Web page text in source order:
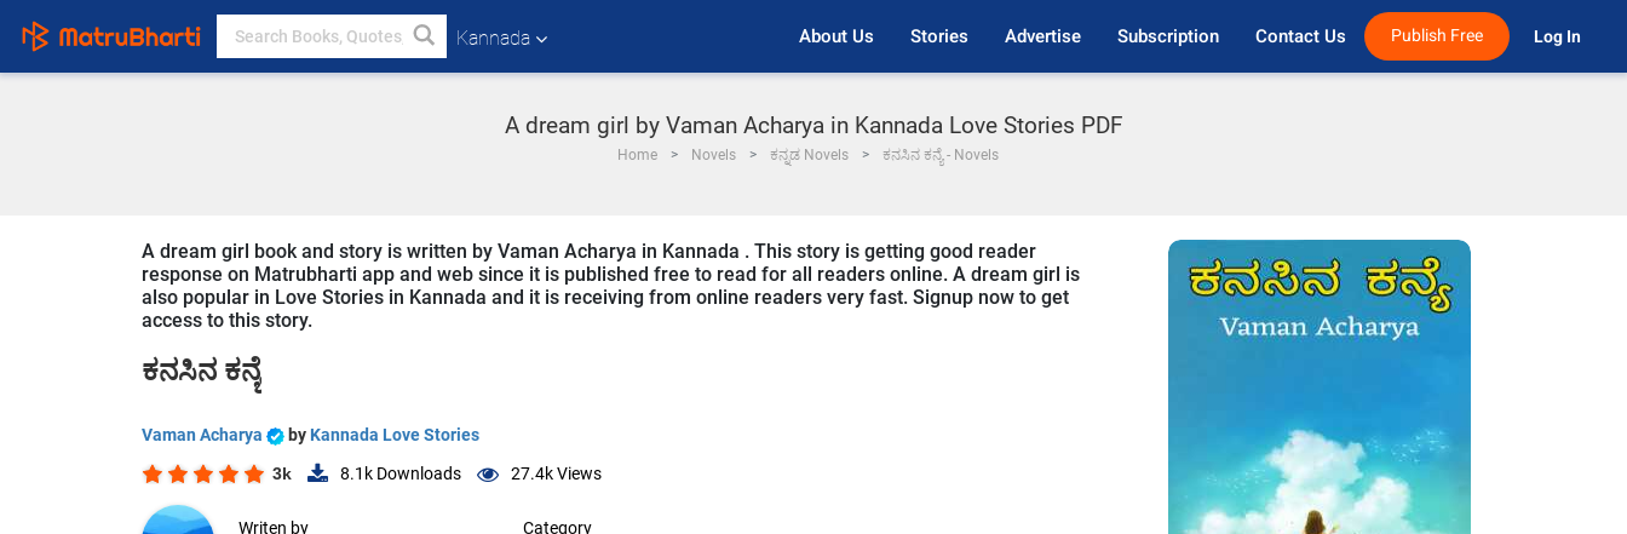
Kannada About Us Stories Advertise Subscription Contact Us Publish Free Log In
A dream girl by Vaman Acharya in Kannada Love Stories PDF
Home Novels ಕನ್ನಡ Novels ಕನಸಿನ ಕನ್ಯೆ - Novels
A dream girl book and story is written by Vaman Acharya in Kannada . This story is getting good reader
response on Matrubharti app and web since it is published free to read for all readers online. A dream girl is
also popular in Love Stories in Kannada and it is receiving from online readers very fast. Signup now to get
access to this story.
ಕನಸಿನ ಕನ್ಯೆ
Vaman Acharya by Kannada Love Stories
3k 8.1k Downloads 27.4kViews
Writen by
Category